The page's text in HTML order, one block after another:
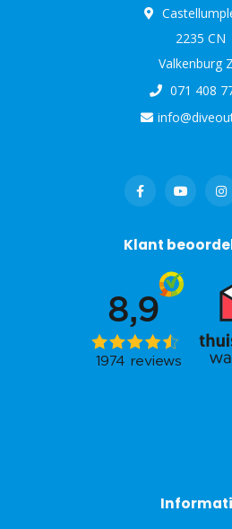
2235 CN
Valkenburg
071 408
Klant